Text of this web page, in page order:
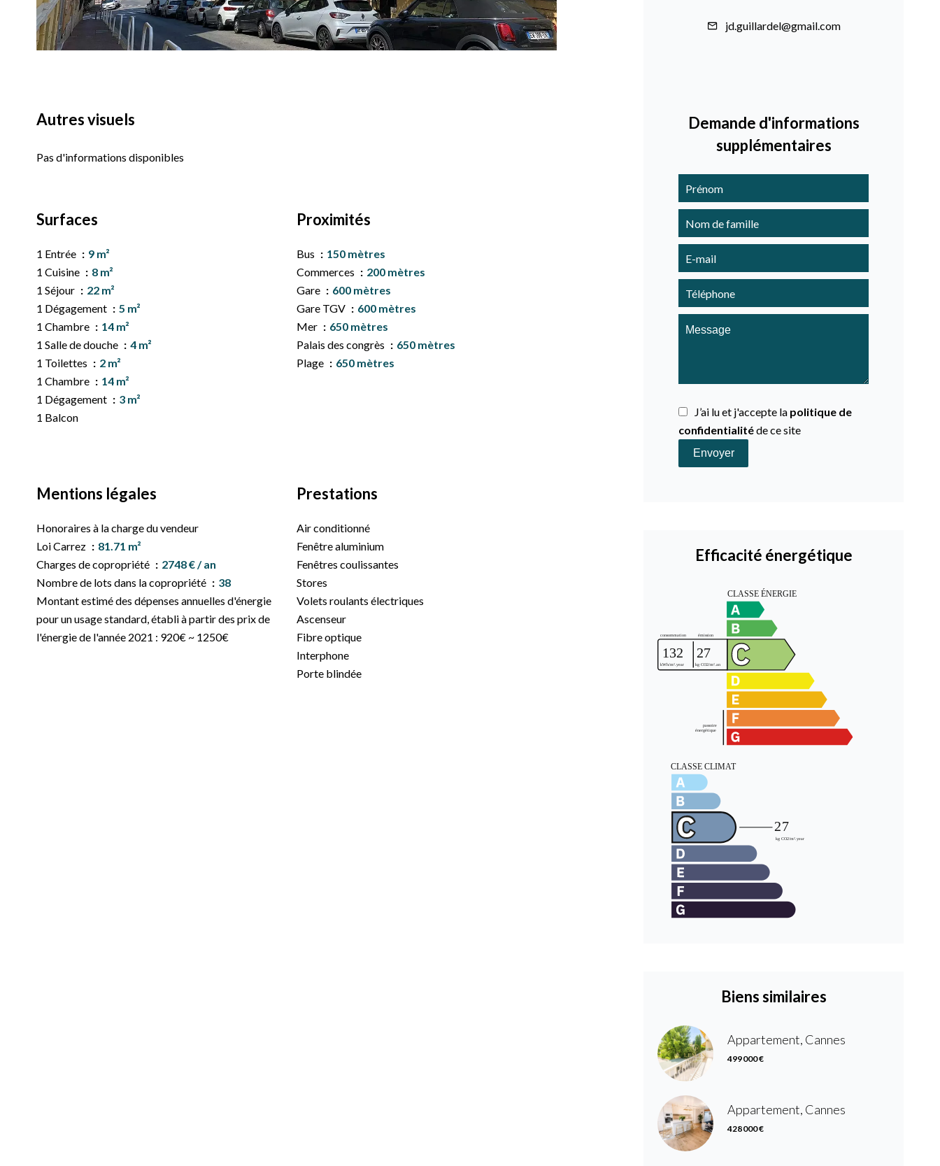
Autres visuels
Pas d'informations disponibles
Surfaces
1 Entrée
9 m²
1 Cuisine
8 m²
1 Séjour
22 m²
1 Dégagement
5 m²
1 Chambre
14 m²
1 Salle de douche
4 m²
1 Toilettes
2 m²
1 Chambre
14 m²
1 Dégagement
3 m²
1 Balcon
Proximités
Bus
150 mètres
Commerces
200 mètres
Gare
600 mètres
Gare TGV
600 mètres
Mer
650 mètres
Palais des congrès
650 mètres
Plage
650 mètres
Mentions légales
Honoraires à la charge du vendeur
Loi Carrez
81.71 m²
Charges de copropriété
2748 € / an
Nombre de lots dans la copropriété
38
Montant estimé des dépenses annuelles d'énergie
pour un usage standard, établi à partir des prix de
l'énergie de l'année 2021 : 920€ ~ 1250€
Prestations
Air conditionné
Fenêtre aluminium
Fenêtres coulissantes
Stores
Volets roulants électriques
Ascenseur
Fibre optique
Interphone
Porte blindée
jd.guillardel@gmail.com
Demande d'informations
supplémentaires
J’ai lu et j'accepte la politique de
confidentialitéde ce site
Envoyer
Efficacité énergétique
Biens similaires
Appartement, Cannes
499 000 €
Appartement, Cannes
428 000 €